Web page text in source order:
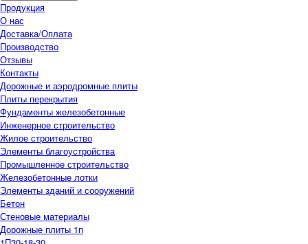
Продукция
О нас
Доставка/Оплата
Производство
Отзывы
Контакты
Дорожные и аэродромные плиты
Плиты перекрытия
Фундаменты железобетонные
Инженерное строительство
Жилое строительство
Элементы благоустройства
Промышленное строительство
Железобетонные лотки
Элементы зданий и сооружений
Бетон
Стеновые материалы
Дорожные плиты 1п